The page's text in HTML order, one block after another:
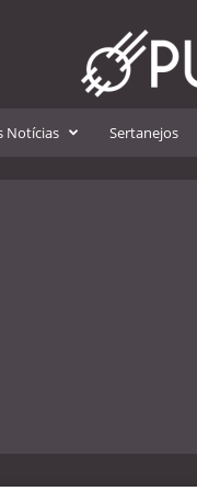
Notícias Sertanejos